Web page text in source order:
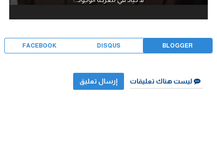
BLOGGER
DISQUS
FACEBOOK
ليست هناك تعليقات إرسال تعليق